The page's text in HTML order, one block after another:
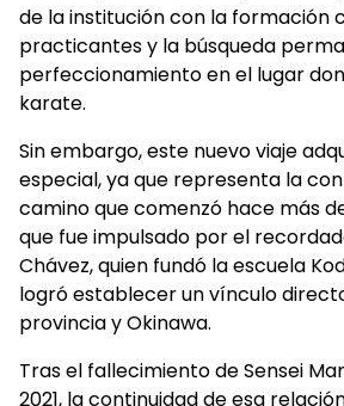
de la institución con la formación
practicantes y la búsqueda
perfeccionamiento en el lugar
karate.
Sin embargo, este nuevo viaje
especial, ya que representa la
camino que comenzó hace más
que fue impulsado por el
Chávez, quien fundó la escuela
logró establecer un vínculo
provincia y Okinawa.
Tras el fallecimiento de Sensei
2021, la continuidad de esa